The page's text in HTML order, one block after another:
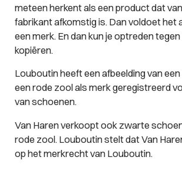
meteen herkent als een product dat
fabrikant afkomstig is. Dan voldoet het
een merk. En dan kun je optreden
kopiëren.
Louboutin heeft een afbeelding van
een rode zool als merk geregistreerd
van schoenen.
Van Haren verkoopt ook zwarte
rode zool. Louboutin stelt dat Van
op het merkrecht van Louboutin.